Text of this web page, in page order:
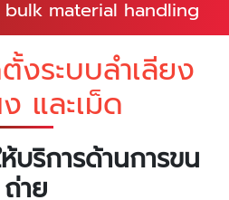
bulk material handling
ระบบลำเลียง
และเม็ด
บริการด้านการขน
ถ่าย